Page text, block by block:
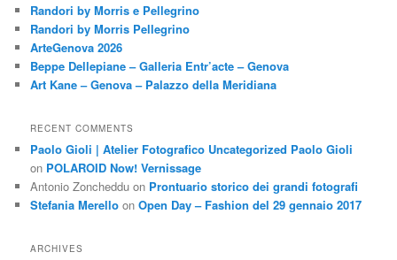
h
Randori by Morris e Pellegrino
Randori by Morris Pellegrino
ArteGenova 2026
Beppe Dellepiane – Galleria Entr’acte – Genova
Art Kane – Genova – Palazzo della Meridiana
RECENT COMMENTS
Paolo Gioli | Atelier Fotografico Uncategorized Paolo Gioli
on POLAROID Now! Vernissage
Antonio Zoncheddu on Prontuario storico dei grandi fotografi
Stefania Merello onOpen Day – Fashion del 29 gennaio 2017
ARCHIVES